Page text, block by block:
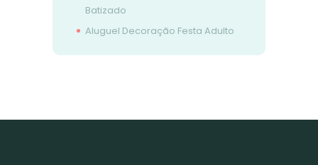
Batizado
Aluguel Decoração Festa Adulto